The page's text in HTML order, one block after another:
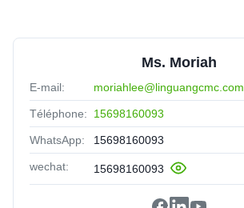
Ms. Moriah
E-mail: moriahlee@linguangcmc.com
Téléphone: 15698160093
WhatsApp: 15698160093
wechat: 15698160093